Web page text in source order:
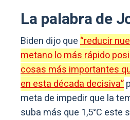
La palabra de
Biden dijo que“reducir
metano lo más rápido
cosas más importantes
en esta década decisiva”
meta de impedir que la
suba más que 1,5°C este